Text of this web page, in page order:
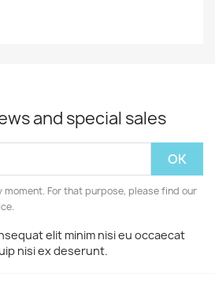
and special sales
moment. For that purpose, please find our
elit minim nisi eu occaecat
nisi ex deserunt.